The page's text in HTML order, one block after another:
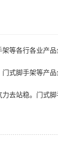
等各行各业产
式脚手架等产
去站稳。门式